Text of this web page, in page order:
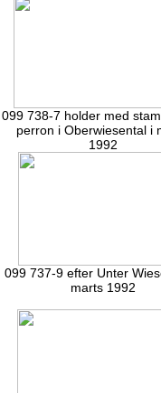
099 738-7 holder med
perron i Oberwiesental i
1992
099 737-9 efter Unter
marts 1992